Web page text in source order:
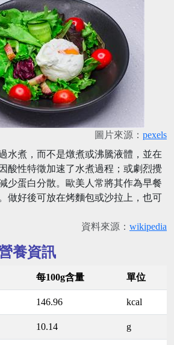
圖片來源： pexels
水煮，而不是燉煮或沸騰液體，並在
酸性特徵加速了水煮過程；或劇烈攪
少蛋白分散。歐美人常將其作為早餐
做好後可放在烤麵包或沙拉上，也可
資料來源： wikipedia
養資訊
每100g含量 單位
146.96 kcal
10.14 g